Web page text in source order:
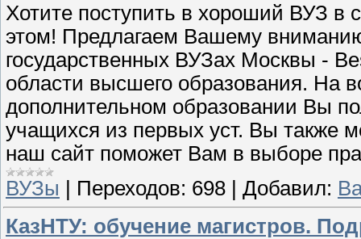
Хотите поступить в хороший ВУЗ в
этом! Предлагаем Вашему
государственных ВУЗах Москвы -
области высшего образования. На
дополнительном образовании Вы
учащихся из первых уст. Вы также
наш сайт поможет Вам в выборе
ВУЗы | Переходов: 698 | Добавил:
КазНТУ: обучение магистров.